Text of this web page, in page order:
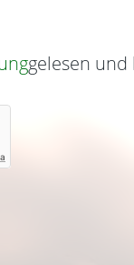
gelesen